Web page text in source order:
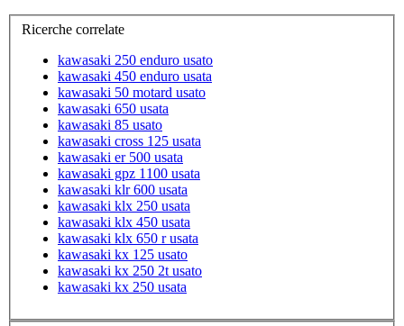
Ricerche correlate
kawasaki 250 enduro usato
kawasaki 450 enduro usata
kawasaki 50 motard usato
kawasaki 650 usata
kawasaki 85 usato
kawasaki cross 125 usata
kawasaki er 500 usata
kawasaki gpz 1100 usata
kawasaki klr 600 usata
kawasaki klx 250 usata
kawasaki klx 450 usata
kawasaki klx 650 r usata
kawasaki kx 125 usato
kawasaki kx 250 2t usato
kawasaki kx 250 usata